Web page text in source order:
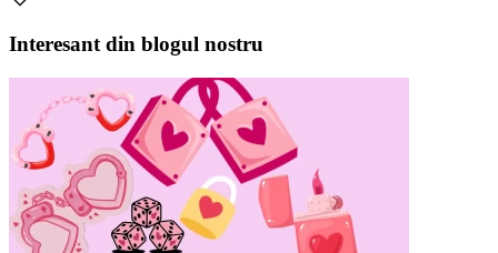
Interesant din blogul nostru